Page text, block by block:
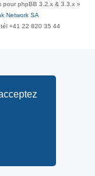
pour phpBB 3.2.x & 3.3.x »
Network SA
+41 22 820 35 44